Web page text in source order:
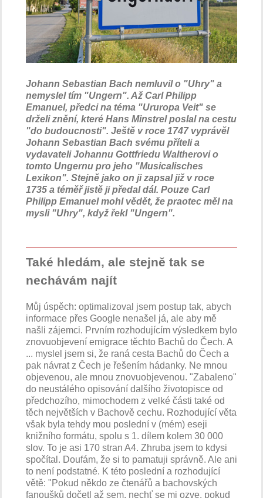
Johann Sebastian Bach nemluvil o "Uhry" a
nemyslel tím "Ungern". Až Carl Philipp
Emanuel, předci na téma "Ururopa Veit" se
drželi znění, které Hans Minstrel poslal na cestu
"do budoucnosti". Ještě v roce 1747 vyprávěl
Johann Sebastian Bach svému příteli a
vydavateli Johannu Gottfriedu Waltherovi o
tomto Ungernu pro jeho "Musicalisches
Lexikon". Stejně jako on ji zapsal již v roce
1735 a téměř jistě ji předal dál. Pouze Carl
Philipp Emanuel mohl vědět, že praotec měl na
mysli "Uhry", když řekl "Ungern".
Také hledám, ale stejně tak se
nechávám najít
Můj úspěch: optimalizoval jsem postup tak, abych
informace přes Google nenašel já, ale aby mě
našli zájemci. Prvním rozhodujícím výsledkem bylo
znovuobjevení emigrace těchto Bachů do Čech. A
... myslel jsem si, že raná cesta Bachů do Čech a
pak návrat z Čech je řešením hádanky. Ne mnou
objevenou, ale mnou znovuobjevenou. "Zabaleno"
do neustálého opisování dalšího životopisce od
předchozího, mimochodem z velké části také od
těch největších v Bachově cechu. Rozhodující věta
však byla tehdy mou poslední v (mém) eseji
knižního formátu, spolu s 1. dílem kolem 30 000
slov. To je asi 170 stran A4. Zhruba jsem to kdysi
spočítal. Doufám, že si to pamatuji správně. Ale ani
to není podstatné. K této poslední a rozhodující
větě: "Pokud někdo ze čtenářů a bachovských
fanoušků dočetl až sem, nechť se mi ozve, pokud